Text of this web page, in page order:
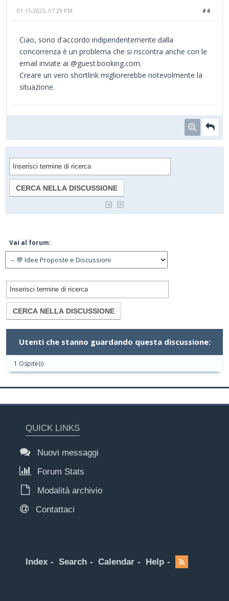
#4
01-15-2025, 07:29 PM
Ciao, sono d'accordo indipendentemente dalla
concorrenza è un problema che si riscontra anche con le
email inviate ai @guest.booking.com.
Creare un vero shortlink migliorerebbe notevolmente la
situazione.
Vai al forum:
Utenti che stanno guardando questa discussione:
1 Ospite(i)
QUICK LINKS
Nuovi messaggi
Forum Stats
Modalità archivio
Contattaci
Index Search Calendar Help